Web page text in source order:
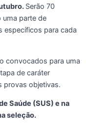
Serão 70
uma parte de
específicos para cada
convocados para uma
de caráter
provas objetivas.
Saúde (SUS) e na
seleção.